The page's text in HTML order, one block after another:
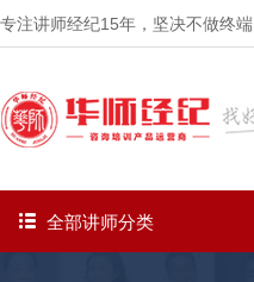
专注讲师经纪15年 ，坚决不做终端
全部讲师分类